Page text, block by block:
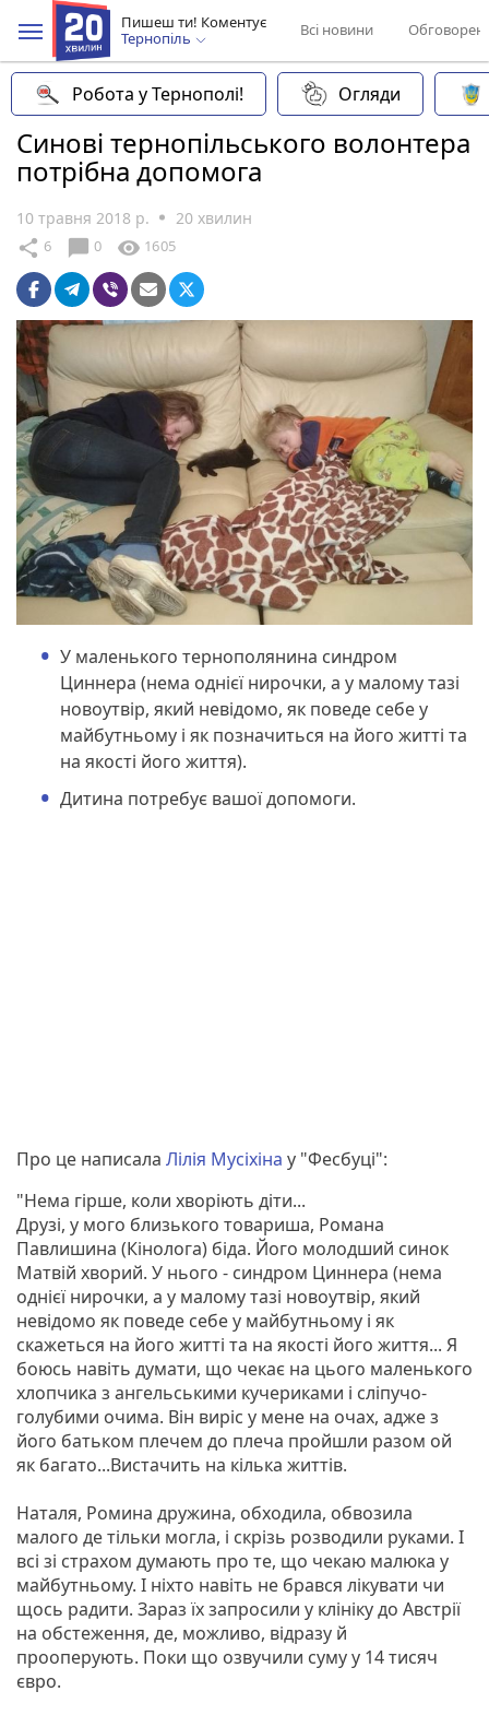
Пишеш ти! Коментує
Тернопіль
Всі новини
Робота у Тернополі! Огляди
Синові тернопільського волонтера
потрібна допомога
10 травня 2018 р. 20 хвилин
share 6 chat_bubble 0 visibility 1605
У маленького тернополянина синдром
Циннера (нема однієї нирочки, а у малому тазі
новоутвір, який невідомо, як поведе себе у
майбутньому і як позначиться на його житті та
на якості його життя).
Дитина потребує вашої допомоги.
Про це написала Лілія Мусіхіна у "Фесбуці":
"Нема гірше, коли хворіють діти...
Друзі, у мого близького товариша, Романа
Павлишина (Кінолога) біда. Його молодший синок
Матвій хворий. У нього - синдром Циннера (нема
однієї нирочки, а у малому тазі новоутвір, який
невідомо як поведе себе у майбутньому і як
скажеться на його житті та на якості його життя... Я
боюсь навіть думати, що чекає на цього маленького
хлопчика з ангельськими кучериками і сліпучо-
голубими очима. Він виріс у мене на очах, адже з
його батьком плечем до плеча пройшли разом ой
як багато...Вистачить на кілька життів.
Наталя, Ромина дружина, обходила, обвозила
малого де тільки могла, і скрізь розводили руками. І
всі зі страхом думають про те, що чекаю малюка у
майбутньому. І ніхто навіть не брався лікувати чи
щось радити. Зараз їх запросили у клініку до Австрії
на обстеження, де, можливо, відразу й
прооперують. Поки що озвучили суму у 14 тисяч
євро.